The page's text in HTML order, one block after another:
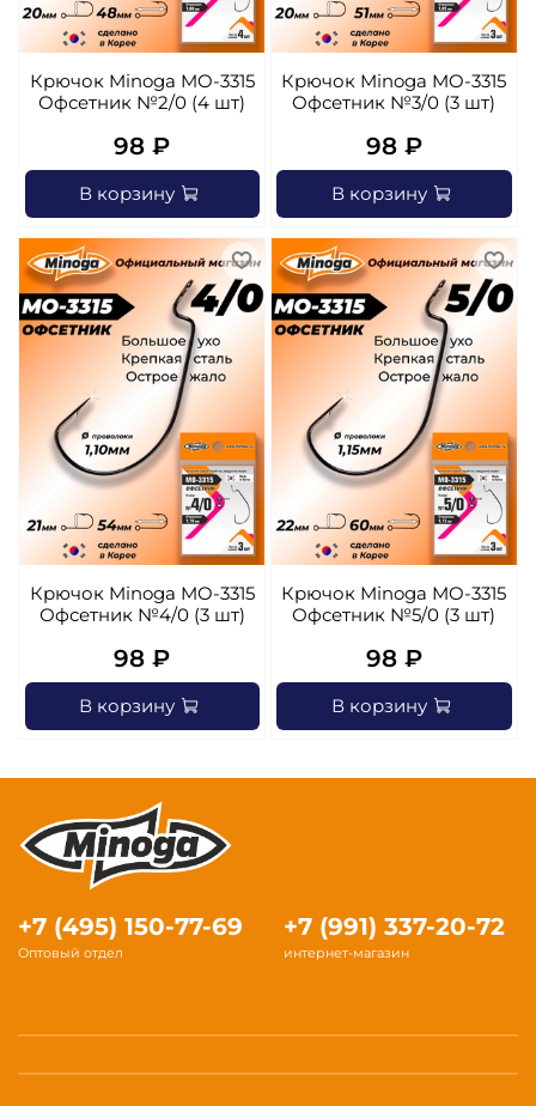
Крючок Minoga MO-3315
Офсетник №2/0 (4 шт)
98 ₽
В корзину
Крючок Minoga MO-3315
Офсетник №3/0 (3 шт)
98 ₽
В корзину
Крючок Minoga MO-3315
Офсетник №4/0 (3 шт)
98 ₽
В корзину
Крючок Minoga MO-3315
Офсетник №5/0 (3 шт)
98 ₽
В корзину
+7 (495) 150-77-69
Оптовый отдел
+7 (991) 337-20-72
интернет-магазин